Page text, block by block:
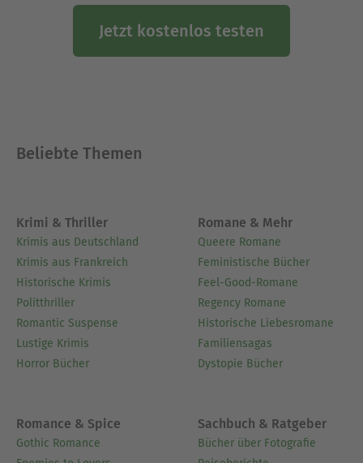
Jetzt kostenlos testen
Beliebte Themen
Krimi & Thriller
Krimis aus Deutschland
Krimis aus Frankreich
Historische Krimis
Politthriller
Romantic Suspense
Lustige Krimis
Horror Bücher
Romane & Mehr
Queere Romane
Feministische Bücher
Feel-Good-Romane
Regency Romane
Historische Liebesromane
Familiensagas
Dystopie Bücher
Romance & Spice
Gothic Romance
Sachbuch & Ratgeber
Bücher über Fotografie